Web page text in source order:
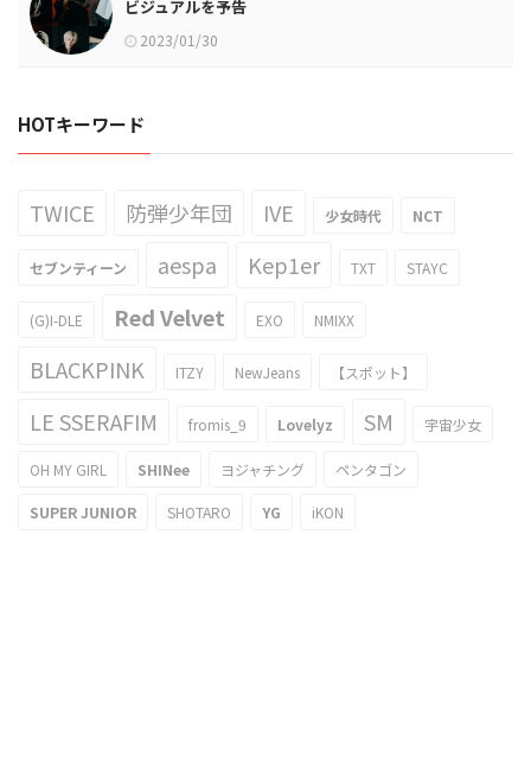
ビジュアルを予告
2023/01/30
HOTキーワード
TWICE 防弾少年団 IVE 少女時代 NCT
セブンティーン aespa Kep1er TXT STAYC
(G)I-DLE Red Velvet EXO NMIXX
BLACKPINK ITZY NewJeans 【スポット】
LE SSERAFIM fromis_9 Lovelyz SM 宇宙少女
OH MY GIRL SHINee ヨジャチング ペンタゴン
SUPER JUNIOR SHOTARO YG iKON